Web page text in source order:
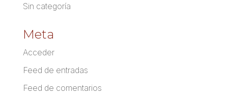
Sin categoría
Meta
Acceder
Feed de entradas
Feed de comentarios